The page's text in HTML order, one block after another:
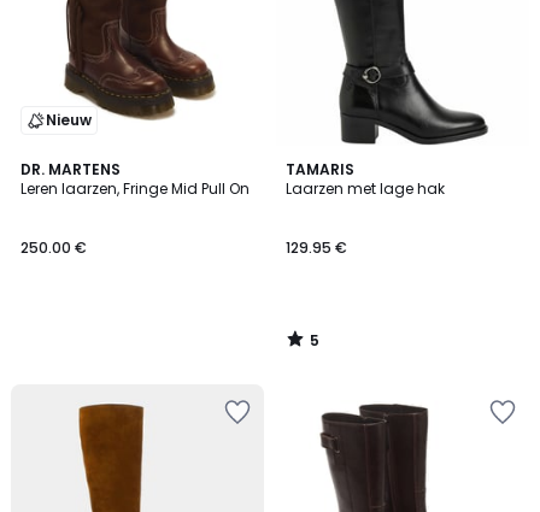
Nieuw
DR. MARTENS
Leren laarzen, Fringe Mid Pull On
250.00 €
TAMARIS
Laarzen met lage hak
129.95 €
5
/
5
/